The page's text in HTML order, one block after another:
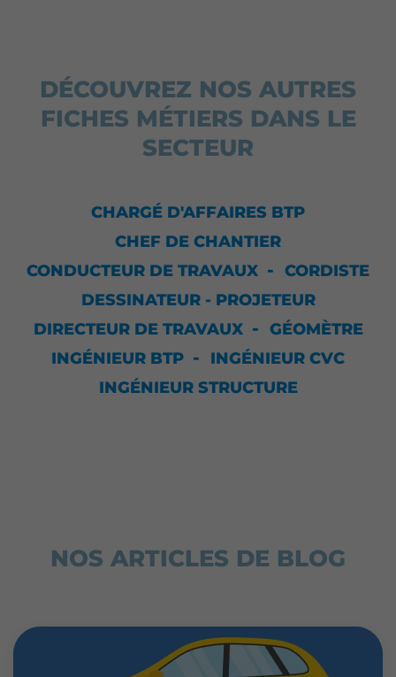
DÉCOUVREZ NOS AUTRES
FICHES MÉTIERS DANS LE
SECTEUR
CHARGÉ D'AFFAIRES BTP
CHEF DE CHANTIER
CONDUCTEUR DE TRAVAUX
CORDISTE
DESSINATEUR - PROJETEUR
DIRECTEUR DE TRAVAUX
GÉOMÈTRE
INGÉNIEUR BTP
INGÉNIEUR CVC
INGÉNIEUR STRUCTURE
NOS ARTICLES DE BLOG